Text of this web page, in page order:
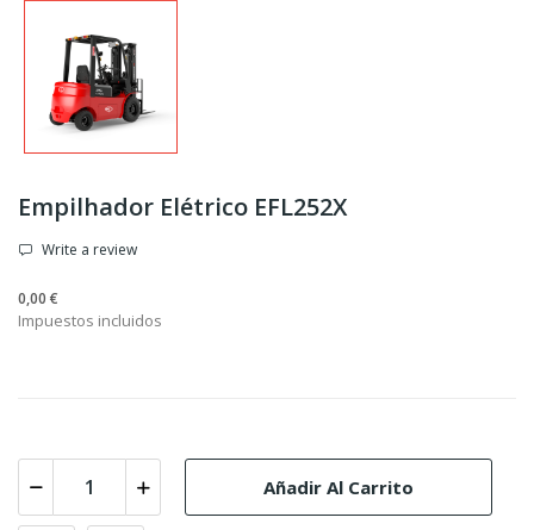
Empilhador Elétrico EFL252X
Write a review
0,00 €
Impuestos incluidos
Añadir Al Carrito